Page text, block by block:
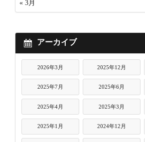
« 3月
アーカイブ
2026年3月 2025年12月
2025年7月 2025年6月
2025年4月 2025年3月
2025年1月 2024年12月